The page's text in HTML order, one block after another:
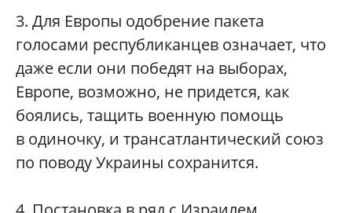
3. Для Европы одобрение пакета
голосами республиканцев означает, что
даже если они победят на выборах,
Европе, возможно, не придется, как
боялись, тащить военную помощь
в одиночку, и трансатлантический союз
по поводу Украины сохранится.